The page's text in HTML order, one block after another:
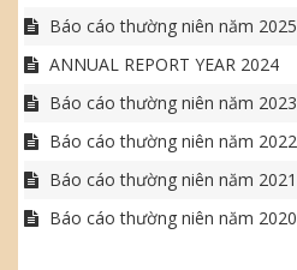
Báo cáo thường niên năm 2025
ANNUAL REPORT YEAR 2024
Báo cáo thường niên năm 2023
Báo cáo thường niên năm 2022
Báo cáo thường niên năm 2021
Báo cáo thường niên năm 2020